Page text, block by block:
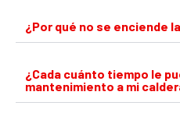
¿Por qué no se enciende
¿Cada cuánto tiempo le
mantenimiento a mi